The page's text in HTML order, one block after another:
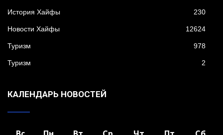
История Хайфы 230
Новости Хайфы 12624
Туризм 978
Туризм 2
КАЛЕНДАРЬ НОВОСТЕЙ